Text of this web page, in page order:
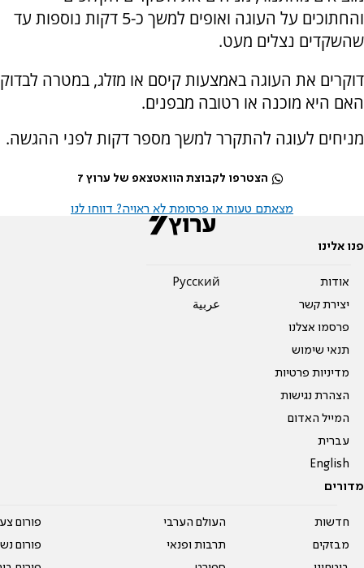
והחתוכים על העוגה ואופים למשך כ-5 דקות נוספות עד
שהשקדים נצלים מעט.
דוקרים את העוגה באמצעות קיסם או מזלג, במטרה לבדוק
האם היא מוכנה או רטובה מבפנים.
מניחים לעוגה להתקרר למשך מספר דקות לפני ההגשה.
הצטרפו לקבוצת הוואטצאפ של ערוץ 7
מצאתם טעות או פרסומת לא ראויה? דווחו לנו
פנו אלינו
אודות
יצירת קשר
פרסמו אצלנו
תנאי שימוש
מדיניות פרטיות
הצהרת נגישות
המייל האדום
עברית
English
Pусский
عربية
מדורים
חדשות
מבזקים
העולם הערבי
תרבות ופנאי
פורום
פורום